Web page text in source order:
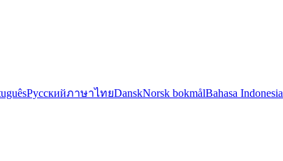
РусскийภาษาไทยDanskNorsk bokmålBahasa Indonesia